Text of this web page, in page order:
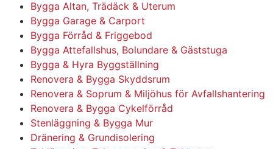
Bygga Altan, Trädäck & Uterum
Bygga Garage & Carport
Bygga Förråd & Friggebod
Bygga Attefallshus, Bolundare & Gäststuga
Bygga & Hyra Byggställning
Renovera & Bygga Skyddsrum
Renovera & Soprum & Miljöhus för Avfallshantering
Renovera & Bygga Cykelförråd
Stenläggning & Bygga Mur
Dränering & Grundisolering